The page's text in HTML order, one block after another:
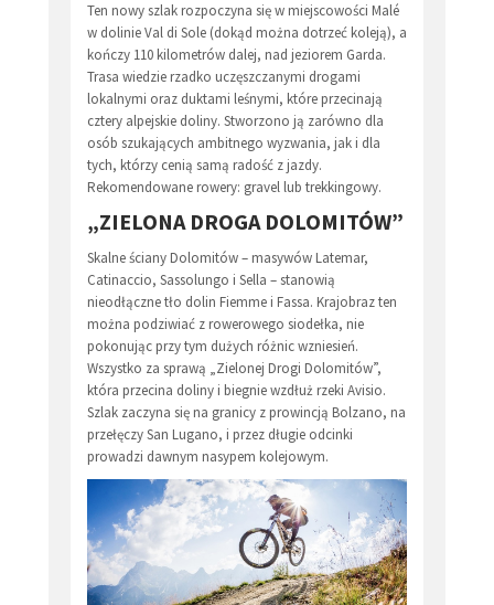
Ten nowy szlak rozpoczyna się w miejscowości Malé
w dolinie Val di Sole (dokąd można dotrzeć koleją), a
kończy 110 kilometrów dalej, nad jeziorem Garda.
Trasa wiedzie rzadko uczęszczanymi drogami
lokalnymi oraz duktami leśnymi, które przecinają
cztery alpejskie doliny. Stworzono ją zarówno dla
osób szukających ambitnego wyzwania, jak i dla
tych, którzy cenią samą radość z jazdy.
Rekomendowane rowery: gravel lub trekkingowy.
„ZIELONA DROGA DOLOMITÓW”
Skalne ściany Dolomitów – masywów Latemar,
Catinaccio, Sassolungo i Sella – stanowią
nieodłączne tło dolin Fiemme i Fassa. Krajobraz ten
można podziwiać z rowerowego siodełka, nie
pokonując przy tym dużych różnic wzniesień.
Wszystko za sprawą „Zielonej Drogi Dolomitów”,
która przecina doliny i biegnie wzdłuż rzeki Avisio.
Szlak zaczyna się na granicy z prowincją Bolzano, na
przełęczy San Lugano, i przez długie odcinki
prowadzi dawnym nasypem kolejowym.